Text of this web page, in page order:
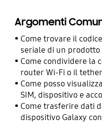
Argomenti
Come trovare il
seriale di un prodotto
Come condividere la
router Wi-Fi o il
Come posso
SIM, dispositivo e
Come trasferire dati
dispositivo Galaxy